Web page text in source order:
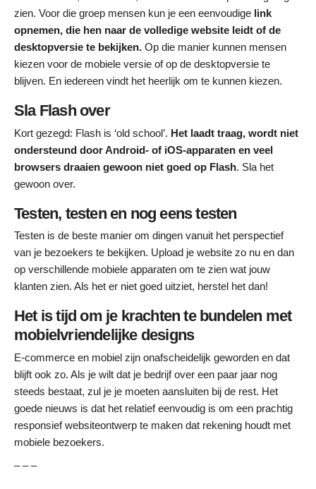
zien. Voor die groep mensen kun je een eenvoudige link
opnemen, die hen naar de volledige website leidt of de
desktopversie te bekijken. Op die manier kunnen mensen
kiezen voor de mobiele versie of op de desktopversie te
blijven. En iedereen vindt het heerlijk om te kunnen kiezen.
Sla Flash over
Kort gezegd: Flash is ‘old school’. Het laadt traag, wordt niet
ondersteund door Android- of iOS-apparaten en veel
browsers draaien gewoon niet goed op Flash. Sla het
gewoon over.
Testen, testen en nog eens testen
Testen is de beste manier om dingen vanuit het perspectief
van je bezoekers te bekijken. Upload je website zo nu en dan
op verschillende mobiele apparaten om te zien wat jouw
klanten zien. Als het er niet goed uitziet, herstel het dan!
Het is tijd om je krachten te bundelen met
mobielvriendelijke designs
E-commerce en mobiel zijn onafscheidelijk geworden en dat
blijft ook zo. Als je wilt dat je bedrijf over een paar jaar nog
steeds bestaat, zul je je moeten aansluiten bij de rest. Het
goede nieuws is dat het relatief eenvoudig is om een prachtig
responsief websiteontwerp te maken dat rekening houdt met
mobiele bezoekers.
– – –